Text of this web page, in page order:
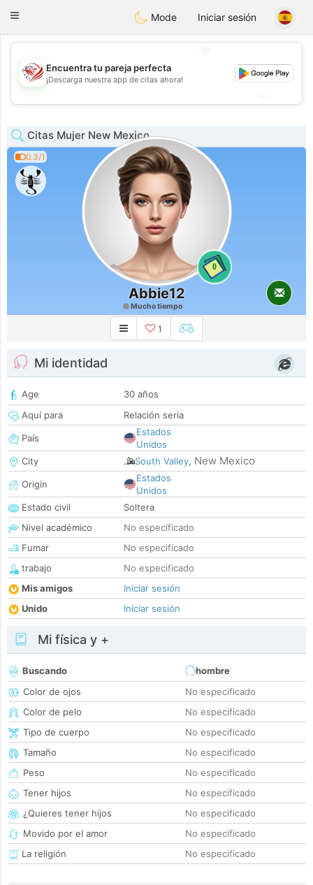
StatesDating
Toggle
Mode Iniciar sesión
💖
💕
Encuentra tu pareja perfecta
¡Descarga nuestra app de citas ahora!
Citas Mujer New Mexico
0.3/1
0
Abbie12
Mucho tiempo
1
Mi identidad
Age
30 años
Aquí para
Relación seria
País
Estados
Unidos
City
South Valley, New Mexico
Origin
Estados
Unidos
Estado civil
Soltera
Nivel académico
No especificado
Fumar
No especificado
trabajo
No especificado
Mis amigos
Iniciar sesión
Unido
Iniciar sesión
Mi física y +
Buscando
hombre
Color de ojos
No especificado
Color de pelo
No especificado
Tipo de cuerpo
No especificado
Tamaño
No especificado
Peso
No especificado
Tener hijos
No especificado
¿Quieres tener hijos
No especificado
Movido por el amor
No especificado
La religión
No especificado